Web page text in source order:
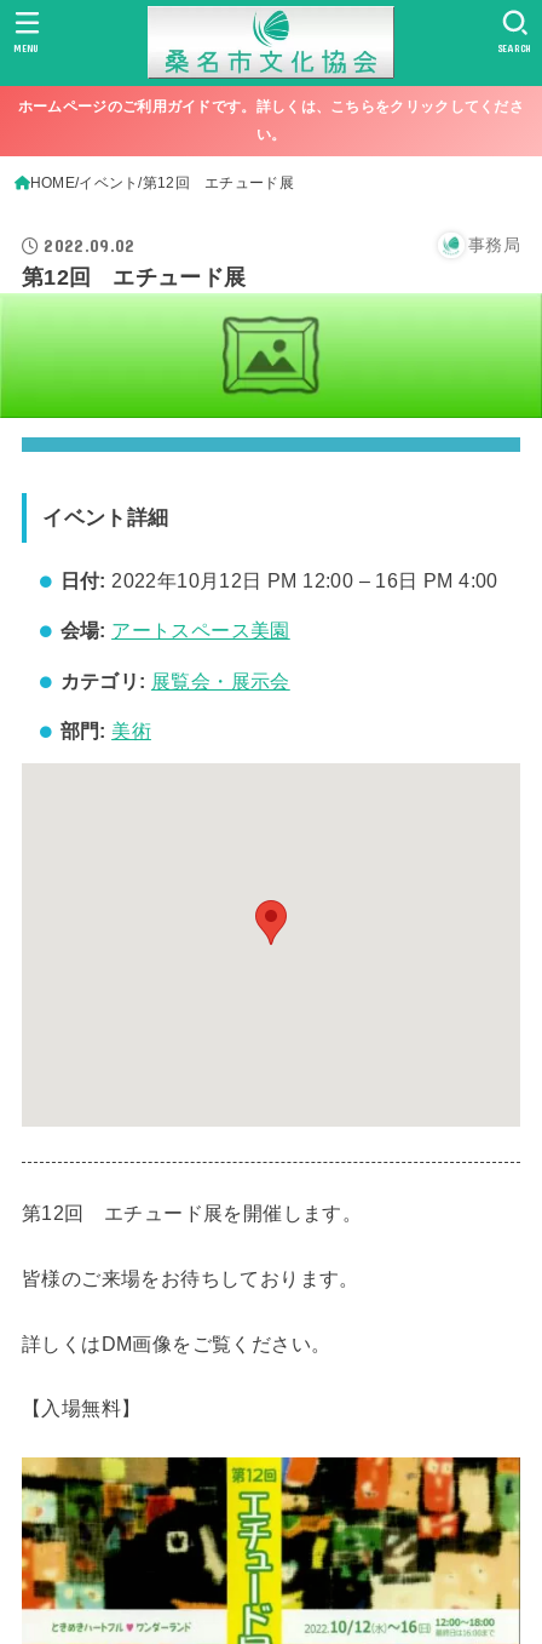
SEARCH
MENU
ホームページのご利用ガイドです。詳しくは、こちらをクリックしてくださ
い。
HOME イベント 第12回 エチュード展
2022.09.02 事務局
第12回 エチュード展
イベント詳細
日付: 2022年10月12日 PM 12:00 – 16日 PM 4:00
会場: アートスペース美園
カテゴリ: 展覧会・展示会
部門: 美術
第12回 エチュード展を開催します。
皆様のご来場をお待ちしております。
詳しくはDM画像をご覧ください。
【入場無料】